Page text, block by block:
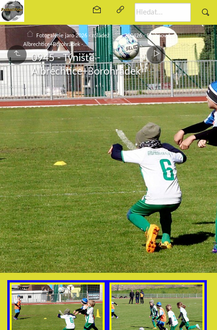
Fotogalerie jaro 2026 - mládež
260426 - Rychnov A -
Albrechtice+Borohrádek -…
0945 - Týniště -
Albrechtice+Borohrádek